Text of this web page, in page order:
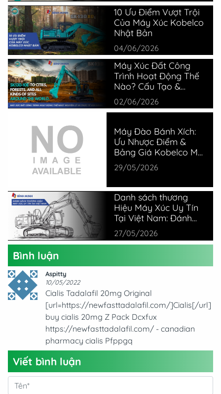
10 Ưu Điểm Vượt Trội
Của Máy Xúc Kobelco
Nhật Bản
04/06/2026
Máy Xúc Đất Công
Trình Hoạt Động Thế
Nào? Cấu Tạo &
Nguyên Lý
02/06/2026
Máy Đào Bánh Xích:
Ưu Nhược Điểm &
Bảng Giá Kobelco Mới
Nhất
29/05/2026
Danh sách thương
Hiệu Máy Xúc Uy Tín
Tại Việt Nam: Đánh
Giá Thực Tế Từ
Chuyên Gia
27/05/2026
Bình luận
Aspitty
10/05/2022
Cialis Tadalafil 20mg Original
[url=https://newfasttadalafil.com/]Cialis[/url]
buy cialis 20mg Z Pack Dcxfux
https://newfasttadalafil.com/ - canadian
pharmacy cialis Pfppgq
Viết bình luận